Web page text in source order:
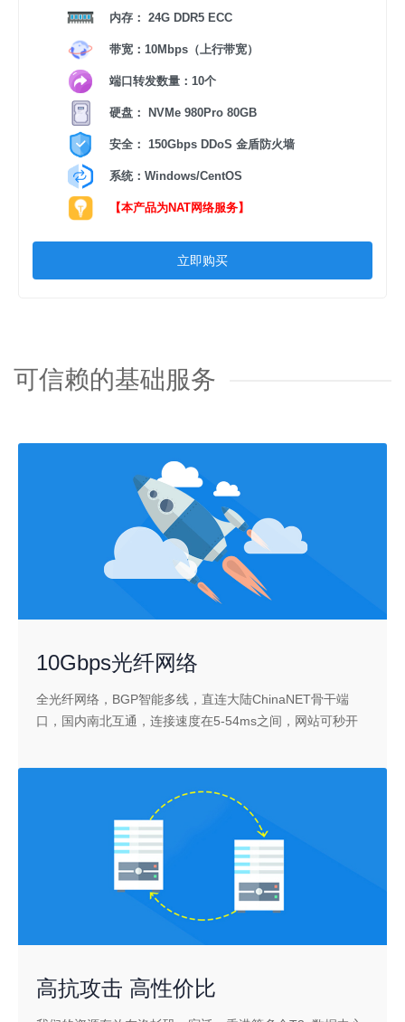
内存： 24G DDR5 ECC
带宽：10Mbps（上行带宽）
端口转发数量：10个
硬盘： NVMe 980Pro 80GB
安全： 150Gbps DDoS 金盾防火墙
系统：Windows/CentOS
【本产品为NAT网络服务】
立即购买
可信赖的基础服务
10Gbps光纤网络
全光纤网络，BGP智能多线，直连大陆ChinaNET骨干端
口，国内南北互通，连接速度在5-54ms之间，网站可秒开
高抗攻击 高性价比